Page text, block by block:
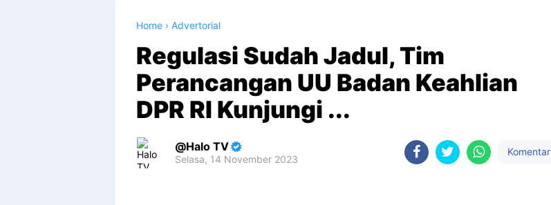
Home › Advertorial
Regulasi Sudah Jadul, Tim
Perancangan UU Badan Keahlian
DPR RI Kunjungi ...
Halo TV
Selasa, 14 November 2023
Komentar